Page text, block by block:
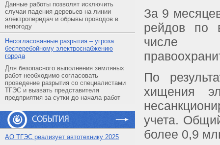
Данные работы позволят исключить
случаи падения деревьев на линии
электропередач и обрывы проводов в
непогоду
Несогласованные разрытия – угроза
бесперебойному электроснабжению
города
Для безопасного выполнения земляных
работ необходимо согласовать
проведение разрытия со специалистами
ТГЭС и вызвать представителя
предприятия за сутки до начала работ
СОБЫТИЯ
АO ТГЭС реализует автотехнику 2025
За 9
рейдов по
числе с
По
хищения
учета.
более 0,9